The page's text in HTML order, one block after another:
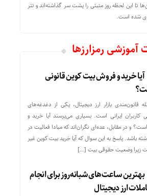
تا این لحظه روز مثبتی را پشت سر گذاشته‌اند و تتر
شده است.
آموزشی رمزارزها
آیا خرید و فروش بیت کوین قانونی
قانون‌مندی بازار ارز دیجیتال، یکی از دغدغه‌های
کاربران ایرانی است. بسیاری می‌پرسند آیا خرید و
و در مقابل، عده‌ای نگران‌اند که مبادا فعالیت در
باشد. پاسخ به این سوال که آیا خرید بیت کوین غیر
زیرا وضعیت حقوقی بیت‌ […]
بهترین ساعت‌های شبانه‌روز برای انجام
ارز دیجیتال